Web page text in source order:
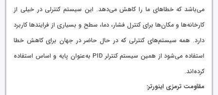
می‌باشد که خطاهای ما را کاهش می‌دهد. این سیستم کنترلی در خیلی از
کارخانه‌ها و مکان‌ها برای کنترل فشار، دما، سطح و بسیاری از فرایندها کاربرد
دارد. همه سیستم‌های کنترلی که در حال حاضر در جهان برای کاهش خطا
استفاده می‌شود از همین سیستم کنترلر PID به‌عنوان پایه و اساس استفاده
کرده‌اند.
مقاومت ترمزی اینورتر: